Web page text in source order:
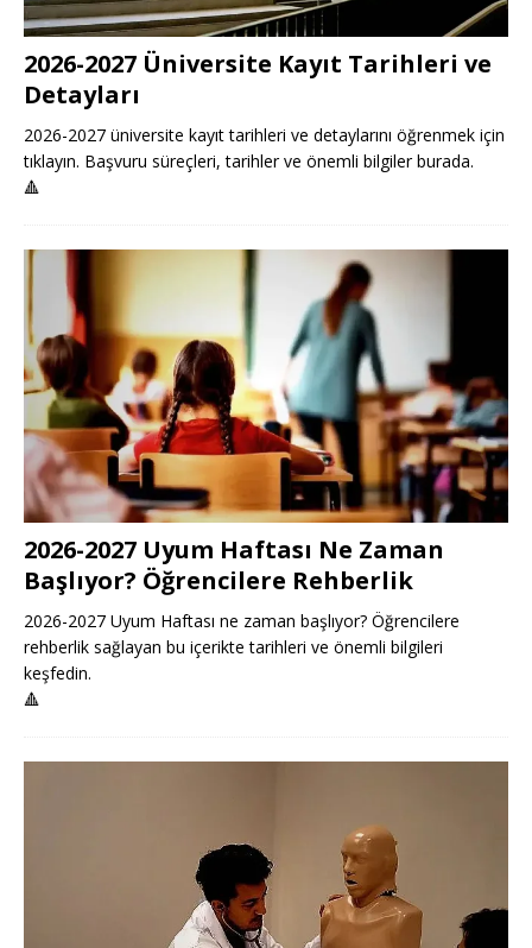
2026-2027 Üniversite Kayıt Tarihleri ve
Detayları
2026-2027 üniversite kayıt tarihleri ve detaylarını öğrenmek için
tıklayın. Başvuru süreçleri, tarihler ve önemli bilgiler burada.
🔺
2026-2027 Uyum Haftası Ne Zaman
Başlıyor? Öğrencilere Rehberlik
2026-2027 Uyum Haftası ne zaman başlıyor? Öğrencilere
rehberlik sağlayan bu içerikte tarihleri ve önemli bilgileri
keşfedin.
🔺